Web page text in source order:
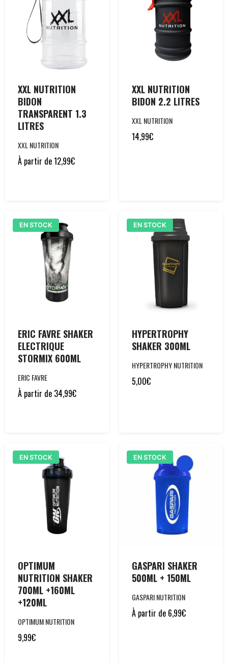
XXL NUTRITION
BIDON
TRANSPARENT 1.3
LITRES
XXL NUTRITION
À partir de12,99€
XXL NUTRITION
BIDON 2.2 LITRES
XXL NUTRITION
14,99€
EN STOCK
ERIC FAVRE SHAKER
ELECTRIQUE
STORMIX 600ML
ERIC FAVRE
À partir de 34,99€
EN STOCK
HYPERTROPHY
SHAKER 300ML
HYPERTROPHY NUTRITION
5,00€
EN STOCK
OPTIMUM
NUTRITION SHAKER
700ML +160ML
+120ML
OPTIMUM NUTRITION
9,99€
EN STOCK
GASPARI SHAKER
500ML + 150ML
GASPARI NUTRITION
À partir de 6,99€